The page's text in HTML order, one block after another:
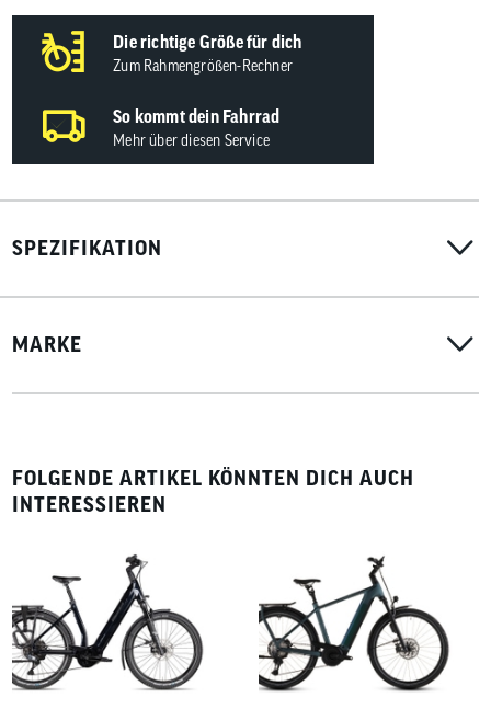
Die richtige Größe für dich
Zum Rahmengrößen-Rechner
So kommt dein Fahrrad
Mehr über diesen Service
SPEZIFIKATION
MARKE
FOLGENDE ARTIKEL KÖNNTEN DICH AUCH
INTERESSIEREN